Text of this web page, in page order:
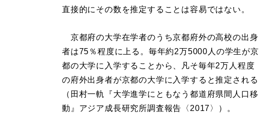
直接的にその数を推定することは容易ではない。
京都府の大学在学者のうち京都府外の高校の出身
者は75％程度に上る。毎年約2万5000人の学生が京
都の大学に入学することから、凡そ毎年2万人程度
の府外出身者が京都の大学に入学すると推定される
（田村一軌『大学進学にともなう都道府県間人口移
動』アジア成長研究所調査報告〈2017〉）。